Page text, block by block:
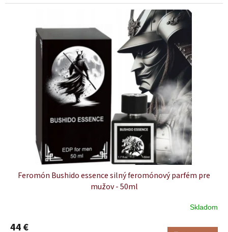
Feromón Bushido essence silný feromónový parfém pre
mužov - 50ml
produktu
Skladom
44 €